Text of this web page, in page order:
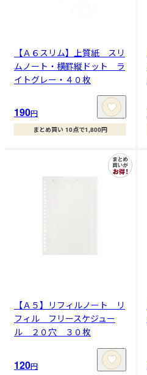
【Ａ６スリム】上質紙 スリ
ムノート・横罫縦ドット ラ
イトグレー・４０枚
190円
まとめ買い 10点で1,800円
【Ａ５】リフィルノート リ
フィル フリースケジュー
ル ２０穴 ３０枚
120円